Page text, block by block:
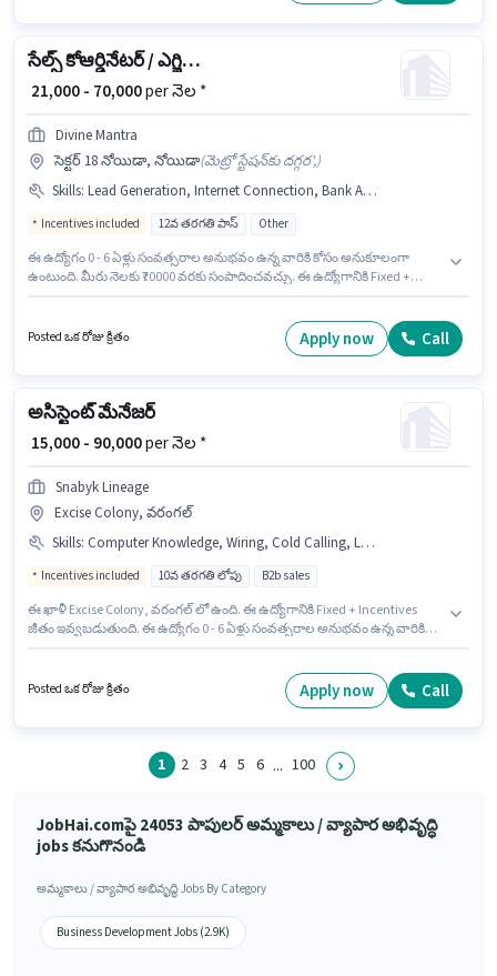
సేల్స్ కోఆర్డినేటర్ / ఎగ్జిక్యూటివ్
₹ 21,000 - 70,000per నెల *
Divine Mantra
సెక్టర్ 18 నోయిడా, నోయిడా(మెట్రో స్టేషన్‌కు దగ్గర',)
Skills: Lead Generation, Internet Connection, Bank Account, Smartphone, Aadhar Card, PAN Card, Computer Knowledge, Laptop/Desktop, MS Excel, Wiring, Cold Calling
Incentives included 12వ తరగతి పాస్ Other
ఈ ఉద్యోగం 0 - 6 ఏళ్లు సంవత్సరాల అనుభవం ఉన్న వారికి కోసం అనుకూలంగా
ఉంటుంది. మీరు నెలకు ₹70000 వరకు సంపాదించవచ్చు. ఈ ఉద్యోగానికి Fixed +
జరుగుతోంది. అదనపు PF లు ఉద్యోగ స్థాయి మరియు కంపెనీ పాలసీలపై ఆధారపడి
ఇప్పించబడతాయి. ఈ ఖాళీ సెక్టర్ 18 నోయిడా, నోయిడా లో ఉంది. ఈ ఉద్యోగానికి
Posted ఒక రోజు క్రితం Apply now Call
అసిస్టెంట్ మేనేజర్
₹ 15,000 - 90,000per నెల *
Snabyk Lineage
Excise Colony, వరంగల్
Skills: Computer Knowledge, Wiring, Cold Calling, Lead Generation, MS Excel
Incentives included 10వ తరగతి లోపు B2b sales
ఈ ఖాళీ Excise Colony, వరంగల్ లో ఉంది. ఈ ఉద్యోగానికి Fixed + Incentives
జీతం ఇవ్వబడుతుంది. ఈ ఉద్యోగం 0 - 6 ఏళ్లు సంవత్సరాల అనుభవం ఉన్న వారికి
ఇప్పించబడతాయి. Snabyk Lineage అమ్మకాలు / వ్యాపార అభివృద్ధి విభాగంలో
అసిస్టెంట్ మేనేజర్ ఉద్యోగానికి క్రియాశీలకంగా నియామకం జరుగుతోంది. ఈ
Posted ఒక రోజు క్రితం Apply now Call
1 2 3 4 5 6 ... 100
JobHai.comపై 24053 పాపులర్ అమ్మకాలు / వ్యాపార అభివృద్ధి
jobs కనుగొనండి
అమ్మకాలు / వ్యాపార అభివృద్ధి Jobs By Category
Business Development Jobs (2.9K)